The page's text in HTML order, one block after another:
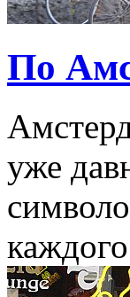
По
уже